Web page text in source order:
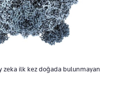
zeka ilk kez doğada bulunmayan